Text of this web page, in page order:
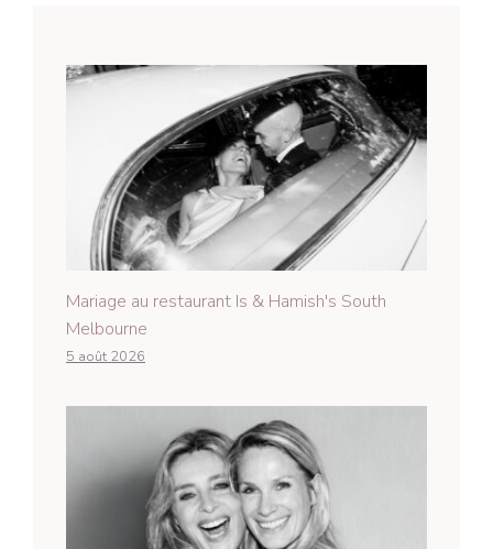
Mariage au restaurant Is & Hamish's South
Melbourne
5 août 2026